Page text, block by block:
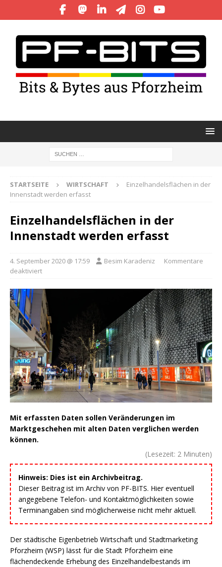
STARTSEITE WIRTSCHAFT
Einzelhandelsflächen in der
Innenstadt werden erfasst
Einzelhandelsflächen in der
Innenstadt werden erfasst
4. September 2020 @ 17:59 Besim Karadeniz
Kommentare
deaktiviert
Mit erfassten Daten sollen Veränderungen im
Marktgeschehen mit alten Daten verglichen werden
können.
(Lesezeit: 2 Minuten)
Hinweis: Dies ist ein Archivbeitrag.
Dieser Beitrag ist im Archiv von PF-BITS. Hier eventuell
angegebene Telefon- und Kontaktmöglichkeiten sowie
Terminangaben sind möglicherweise nicht mehr aktuell.
Der städtische Eigenbetrieb Wirtschaft und Stadtmarketing
Pforzheim (WSP) lässt für die Stadt Pforzheim eine
flächendeckende Erhebung des Einzelhandelbestands im